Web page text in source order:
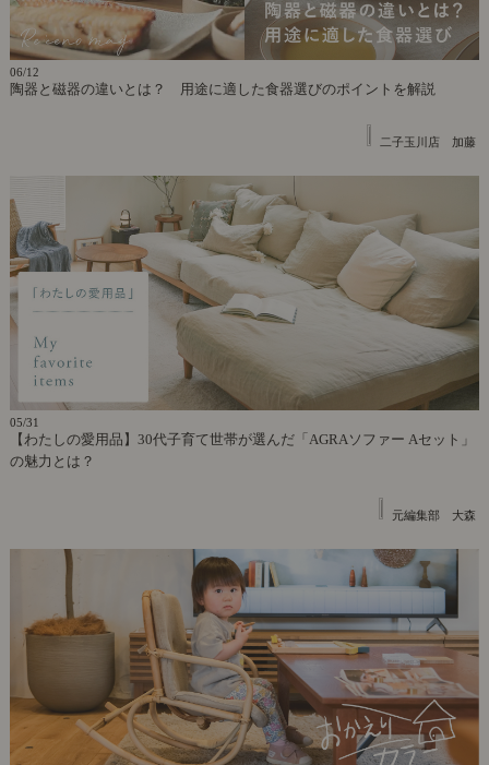
06/12
陶器と磁器の違いとは？ 用途に適した食器選びのポイントを解説
二子玉川店 加藤
05/31
【わたしの愛用品】30代子育て世帯が選んだ「AGRAソファー Aセット」
の魅力とは？
元編集部 大森